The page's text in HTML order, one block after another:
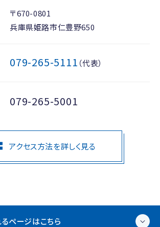
〒670-0801
兵庫県姫路市仁豊野650
079-265-5111 （代表）
079-265-5001
アクセス方法を詳しく見る
ページはこちら